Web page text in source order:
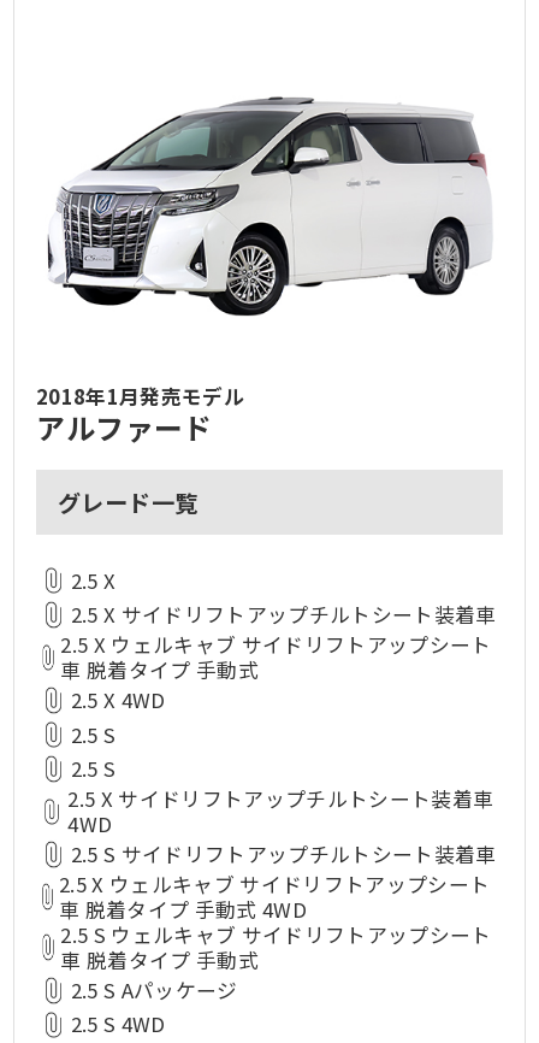
2018年1月発売モデル
アルファード
グレード一覧
2.5 X
2.5 X サイドリフトアップチルトシート装着車
2.5 X ウェルキャブ サイドリフトアップシート
車 脱着タイプ 手動式
2.5 X 4WD
2.5 S
2.5 S
2.5 X サイドリフトアップチルトシート装着車
4WD
2.5 S サイドリフトアップチルトシート装着車
2.5 X ウェルキャブ サイドリフトアップシート
車 脱着タイプ 手動式 4WD
2.5 S ウェルキャブ サイドリフトアップシート
車 脱着タイプ 手動式
2.5 S Aパッケージ
2.5 S 4WD